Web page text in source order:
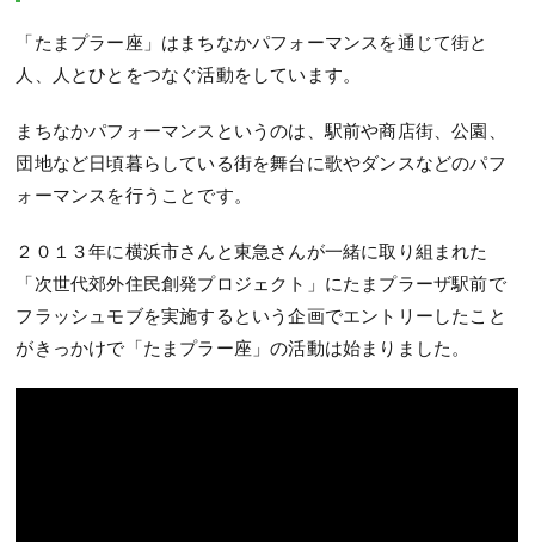
「たまプラー座」はまちなかパフォーマンスを通じて街と
人、人とひとをつなぐ活動をしています。
まちなかパフォーマンスというのは、駅前や商店街、公園、
団地など日頃暮らしている街を舞台に歌やダンスなどのパフ
ォーマンスを行うことです。
２０１３年に横浜市さんと東急さんが一緒に取り組まれた
「次世代郊外住民創発プロジェクト」にたまプラーザ駅前で
フラッシュモブを実施するという企画でエントリーしたこと
がきっかけで「たまプラー座」の活動は始まりました。